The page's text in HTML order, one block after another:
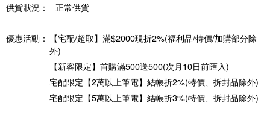
供貨狀況： 正常供貨
優惠活動：
【宅配/超取】滿$2000現折2%(福利品/特價/加購部分除
外)
【新客限定】首購滿500送500(次月10日前匯入)
宅配限定【2萬以上筆電】結帳折2%(特價、拆封品除外)
宅配限定【5萬以上筆電】結帳折3%(特價、拆封品除外)